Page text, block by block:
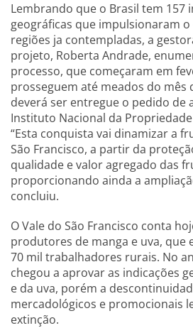
Lembrando que o Brasil tem 157
geográficas que impulsionaram
regiões ja contempladas, a
projeto, Roberta Andrade,
processo, que começaram em
prosseguem até meados do mês
deverá ser entregue o pedido de
Instituto Nacional da
“Esta conquista vai dinamizar a
São Francisco, a partir da
qualidade e valor agregado das
proporcionando ainda a
concluiu.
O Vale do São Francisco conta
produtores de manga e uva, que
70 mil trabalhadores rurais. No
chegou a aprovar as indicações
e da uva, porém a
mercadológicos e promocionais
extinção.